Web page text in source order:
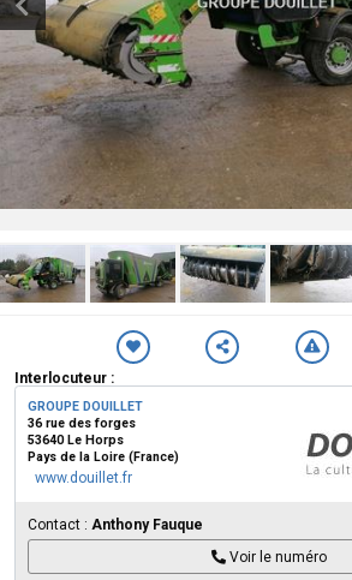
Interlocuteur :
GROUPE DOUILLET
36 rue des forges
53640 Le Horps
Pays de la Loire (France)
www.douillet.fr
Contact : Anthony Fauque
Voir le numéro